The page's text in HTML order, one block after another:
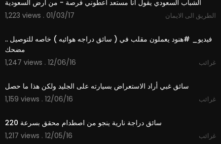
1,223 views . 01/03/17
الطريق الى الايمان
‫فيديو_ #هنود يعملون مقلب في ( سائق دراجه هوائيه ) خاصه للتوصيل ..
1,247 views . 12/06/16
غرائب
1,159 views . 12/06/16
غرائب
1,217 views . 12/05/16
غرائب